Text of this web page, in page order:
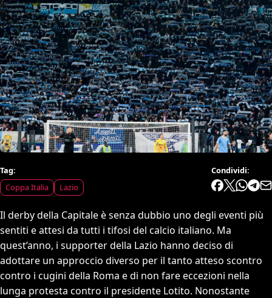
Tag:
Coppa Italia
Lazio
Condividi:
Il derby della Capitale è senza dubbio uno degli eventi più
sentiti e attesi da tutti i tifosi del calcio italiano. Ma
quest’anno, i supporter della Lazio hanno deciso di
adottare un approccio diverso per il tanto atteso scontro
contro i cugini della Roma e di non fare eccezioni nella
lunga protesta contro il presidente Lotito. Nonostante